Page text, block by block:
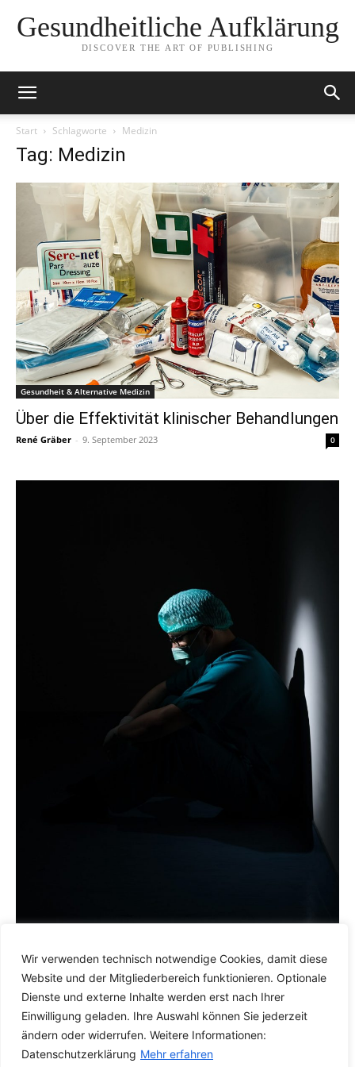
Wir verwenden technisch notwendige Cookies, damit diese
Website und der Mitgliederbereich funktionieren. Optionale
Dienste und externe Inhalte werden erst nach Ihrer
Einwilligung geladen. Ihre Auswahl können Sie jederzeit
ändern oder widerrufen. Weitere Informationen:
Datenschutzerklärung Mehr erfahren
Gesundheitliche Aufklärung
DISCOVER THE ART OF PUBLISHING
Start Schlagworte Medizin
Tag: Medizin
Gesundheit & Alternative Medizin
Über die Effektivität klinischer Behandlungen
René Gräber - 9. September 2023 0
Gesundheit & Alternative Medizin
Schulmedizin – immer noch dritthäufigste
Todesursache?